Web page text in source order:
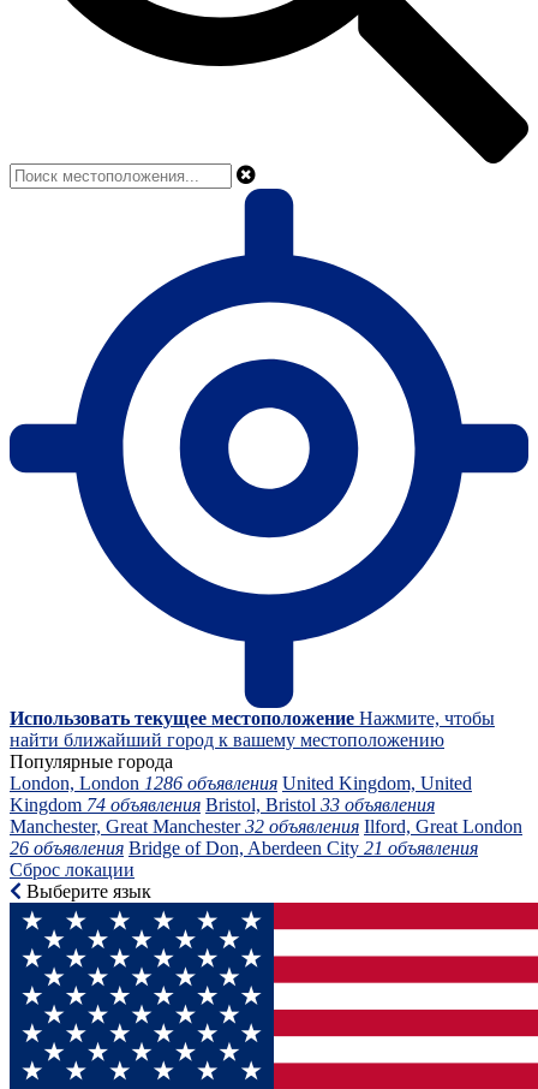
Использовать текущее местоположение Нажмите, чтобы
найти ближайший город к вашему местоположению
Популярные города
London, London 1286 объявления United Kingdom, United
Kingdom 74 объявления Bristol, Bristol 33 объявления
Manchester, Great Manchester32 объявления Ilford, Great London
26 объявления Bridge of Don, Aberdeen City 21 объявления
Сброс локации
Выберите язык